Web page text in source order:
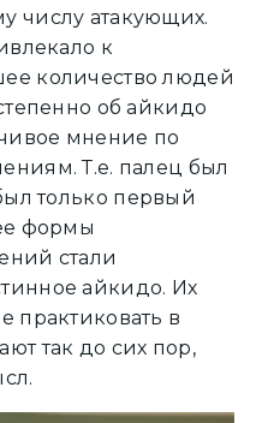
числу атакующих.
к
количество людей
об айкидо
мнение по
Т.е. палец был
только первый
формы
стали
айкидо. Их
практиковать в
так до сих пор,